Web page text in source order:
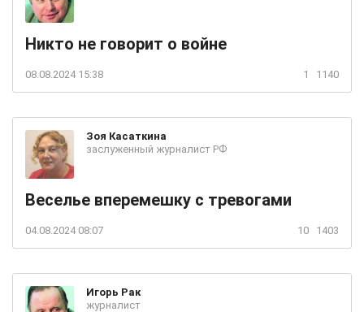
Никто не говорит о войне
08.08.2024 15:38 1 1140
Зоя Касаткина
заслуженный журналист РФ
Веселье вперемешку с тревогами
04.08.2024 08:07 10 1403
Игорь Рак
журналист